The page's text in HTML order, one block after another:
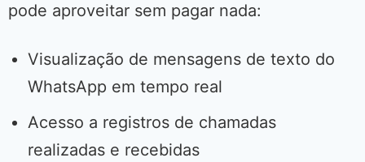
pode aproveitar sem pagar nada:
Visualização de mensagens de texto do
WhatsApp em tempo real
Acesso a registros de chamadas
realizadas e recebidas